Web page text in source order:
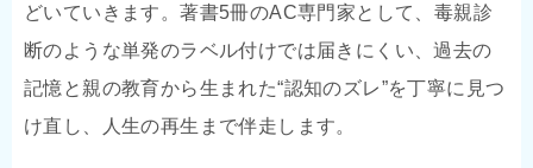
どいていきます。著書5冊のAC専門家として、毒親診
断のような単発のラベル付けでは届きにくい、過去の
記憶と親の教育から生まれた“認知のズレ”を丁寧に見つ
け直し、人生の再生まで伴走します。